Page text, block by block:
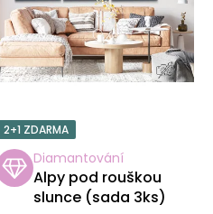
P
R
O
D
U
2+1 ZDARMA
Diamantování
Alpy pod rouškou
slunce (sada 3ks)